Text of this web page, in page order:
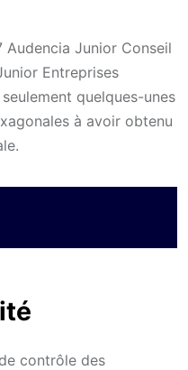
Audencia Junior Conseil
Entreprises
quelques-unes
à avoir obtenu
contrôle des